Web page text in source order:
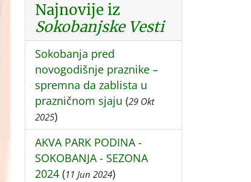
Najnovije iz
Sokobanjske Vesti
Sokobanja pred
novogodišnje praznike –
spremna da zablista u
prazničnom sjaju (29 Okt
2025)
AKVA PARK PODINA -
SOKOBANJA - SEZONA
2024 (11 Jun 2024)